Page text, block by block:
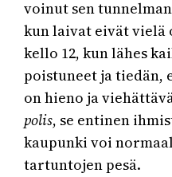
voinut sen
kun laivat eivät vielä
kello 12, kun lähes
poistuneet ja tiedän,
on hieno ja
polis, se entinen
kaupunki voi
tartuntojen pesä.